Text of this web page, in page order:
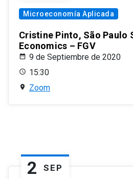
Microeconomía Aplicada
Cristine Pinto, São Paulo
Economics – FGV
9 de Septiembre de 2020
15:30
Zoom
2 SEP